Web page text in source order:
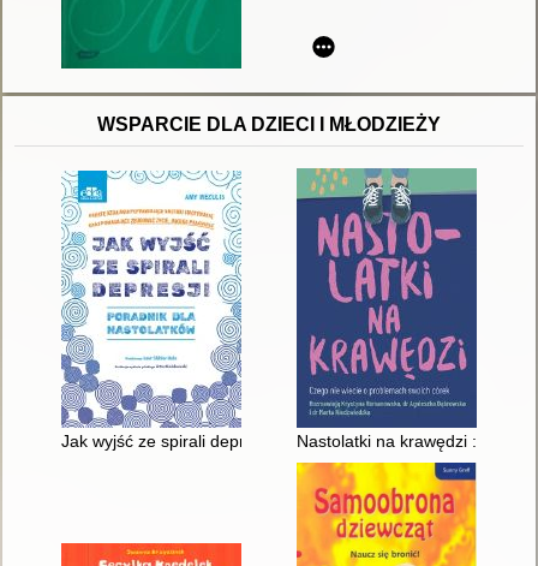
WSPARCIE DLA DZIECI I MŁODZIEŻY
Jak wyjść ze spirali depresji : poradnik dla nastolatków :
Nastolatki na krawędzi : czego